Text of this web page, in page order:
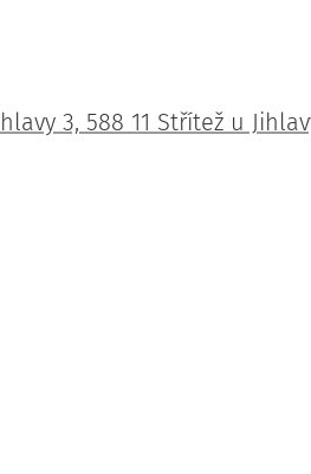
3, 588 11 Střítež u